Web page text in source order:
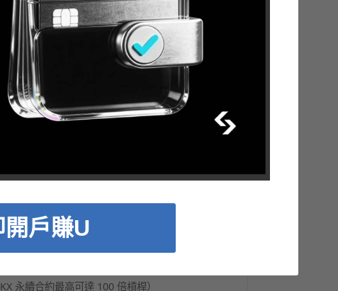
開戶賺U
有價格合約）
做空
永續合約最高可達 100 倍槓桿）